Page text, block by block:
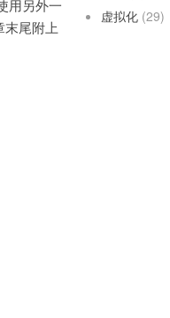
用另外一
尾附上
虚拟化 (29)